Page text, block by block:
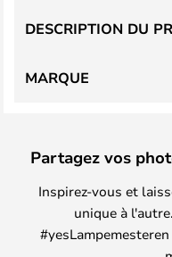
DESCRIPTION DU
MARQUE
Partagez vos
Inspirez-vous et
unique à